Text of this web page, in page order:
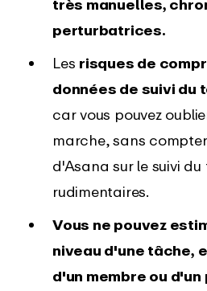
très manuelles,
perturbatrices.
Les risques de
données de suivi du
car vous pouvez
marche, sans
d'Asana sur le suivi
rudimentaires.
Vous ne pouvez
niveau d'une tâche,
d'un membre ou